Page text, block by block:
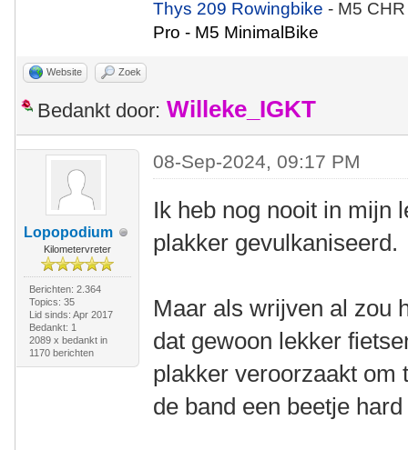
Thys 209 Rowingbike- M5
Pro - M5 MinimalBike
Website Zoek
Bedankt door: Willeke_IGKT
Lopopodium
Kilometervreter
Berichten: 2.364
Topics: 35
Lid sinds: Apr 2017
Bedankt: 1
2089 x bedankt in
1170 berichten
08-Sep-2024, 09:17 PM
Ik heb nog nooit in mijn
plakker gevulkaniseerd.
Maar als wrijven al zou
dat gewoon lekker
plakker veroorzaakt om
de band een beetje